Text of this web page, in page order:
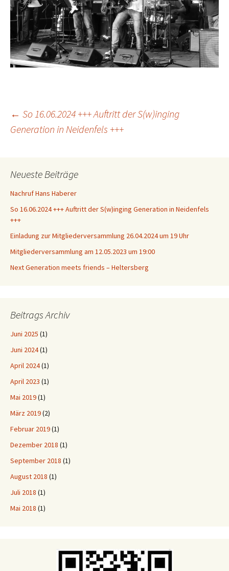
Beitragsnavigation
← So 16.06.2024 +++ Auftritt der S(w)inging
Generation in Neidenfels +++
Neueste Beiträge
Nachruf Hans Haberer
So 16.06.2024 +++ Auftritt der S(w)inging Generation in Neidenfels
+++
Einladung zur Mitgliederversammlung 26.04.2024 um 19 Uhr
Mitgliederversammlung am 12.05.2023 um 19:00
Next Generation meets friends – Heltersberg
Beitrags Archiv
Juni 2025 (1)
Juni 2024(1)
April 2024(1)
April 2023 (1)
Mai 2019(1)
März 2019(2)
Februar 2019(1)
Dezember 2018 (1)
September 2018 (1)
August 2018 (1)
Juli 2018 (1)
Mai 2018 (1)